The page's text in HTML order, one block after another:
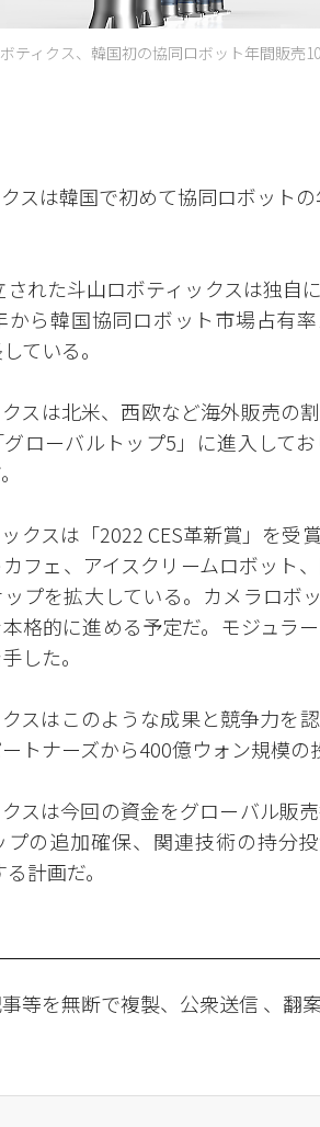
ティクス、韓国初の協同ロボット年間販売
スは韓国で初めて協同ロボット
れた斗山ロボティックスは独自
から韓国協同ロボット市場占有
ている。
スは北米、西欧など海外販売の
ローバルトップ5」に進入して
クスは「2022 CES革新賞」を受
フェ、アイスクリームロボット
ップを拡大している。カメラロボ
格的に進める予定だ。モジュラ
した。
スはこのような成果と競争力を
トナーズから400億ウォン規模の
スは今回の資金をグローバル販
プの追加確保、関連技術の持分
計画だ。
等を無断で複製、公衆送信 、翻